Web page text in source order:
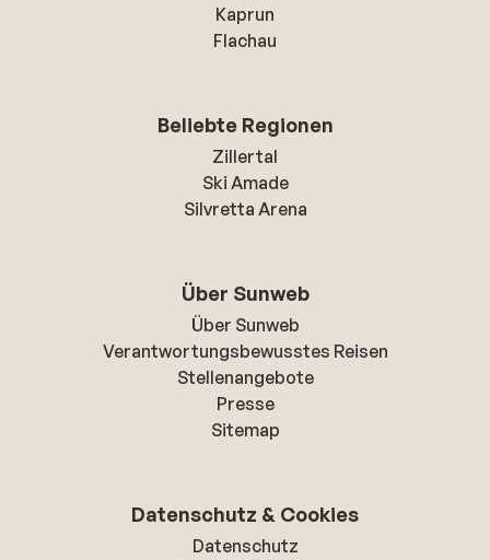
Kaprun
Flachau
Beliebte Regionen
Zillertal
Ski Amade
Silvretta Arena
Über Sunweb
Über Sunweb
Verantwortungsbewusstes Reisen
Stellenangebote
Presse
Sitemap
Datenschutz & Cookies
Datenschutz